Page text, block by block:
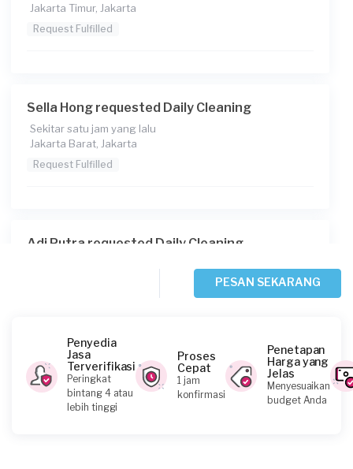
Jakarta Timur, Jakarta
Request Fulfilled
Sella Hong requested Daily Cleaning
Sekitar satu jam yang lalu
Jakarta Barat, Jakarta
Request Fulfilled
Adi Putra requested Daily Cleaning
Grace requested Daily Cleaning
Sekitar 2 jam yang lalu
Jakarta Selatan, Jakarta
PESAN SEKARANG
Penyedia
Jasa
Terverifikasi
Peringkat
bintang 4 atau
lebih tinggi
Proses
Cepat
1 jam
konfirmasi
Penetapan
Harga yang
Jelas
Menyesuaikan
budget Anda